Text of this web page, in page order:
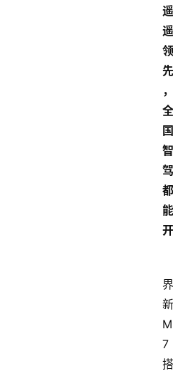
遥
遥
领
先
，
全
国
智
驾
都
能
开
界
新
M
7
搭